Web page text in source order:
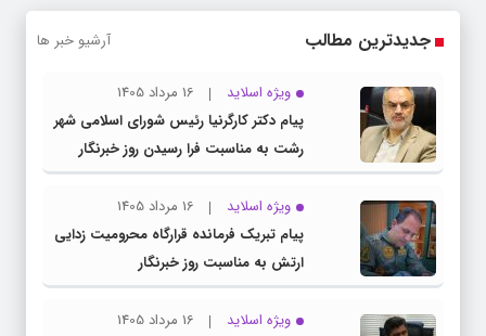
جدیدترین مطالب آرشیو خبر ها
ویژه اسلاید
16 مرداد 1405
پیام دکتر کارگرنیا رئیس شورای اسلامی شهر
رشت به مناسبت فرا رسیدن روز خبرنگار
ویژه اسلاید
16 مرداد 1405
پیام تبریک فرمانده قرارگاه محرومیت‌ زدایی
ارتش به مناسبت روز خبرنگار
ویژه اسلاید
16 مرداد 1405